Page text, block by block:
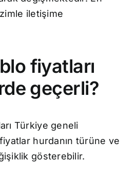
iletişime
fiyatları
geçerli?
Türkiye geneli
hurdanın türüne ve
gösterebilir.